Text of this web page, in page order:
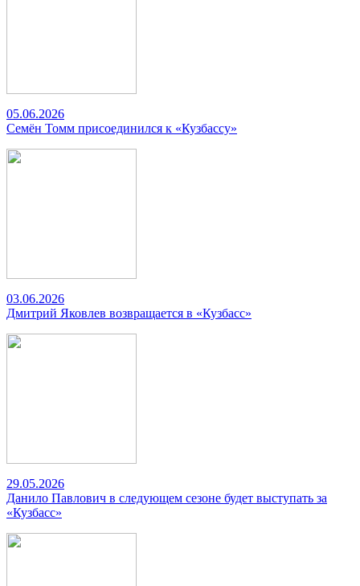
05.06.2026
Семён Томм присоединился к «Кузбассу»
03.06.2026
Дмитрий Яковлев возвращается в «Кузбасс»
29.05.2026
Данило Павлович в следующем сезоне будет выступать за
«Кузбасс»